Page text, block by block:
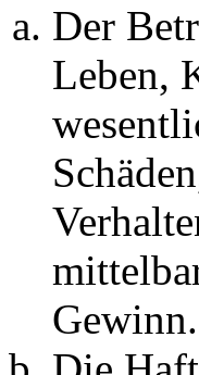
Der
Leben,
Gewinn.